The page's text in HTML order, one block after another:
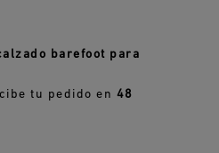
barefoot para
tu pedido en 48